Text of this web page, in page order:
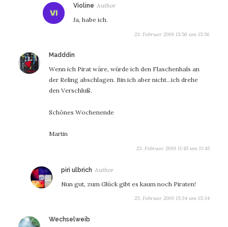
Violine sagt:
Ja, habe ich.
23. Februar 2019 15:56 um 15:56
Madddin
Wenn ich Pirat wäre, würde ich den Flaschenhals an
der Reling abschlagen. Bin ich aber nicht…ich drehe
den Verschluß.
Schönes Wochenende
Martin
23. Februar 2019 11:45 um 11:45
piri ulbrich sagt:
Nun gut, zum Glück gibt es kaum noch Piraten!
23. Februar 2019 15:34 um 15:34
Wechselweib